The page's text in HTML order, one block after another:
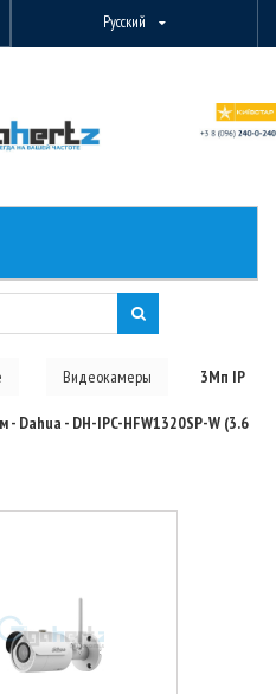
Русский
Видеокамеры 3Мп IP
Dahua - DH-IPC-HFW1320SP-W (3.6